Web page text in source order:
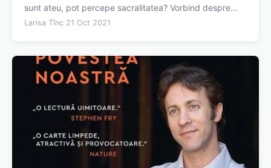
sunt ateu, pot percepe sacralitatea? Vorbind despre
lucruri mărețe, îndrăznim și întrebăm ce este iubirea
Larisa Tînc· 21 Oct 2021